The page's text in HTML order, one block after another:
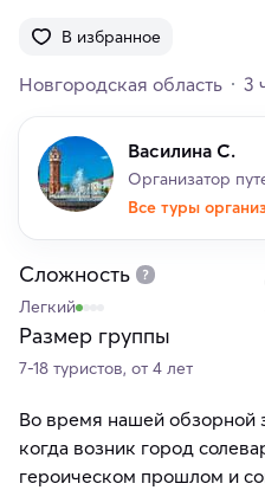
В избранное
Новгородская область 3
Василина С.
Организатор
Все туры
Сложность
Легкий
Размер группы
7-18 туристов, от 4 лет
Во время нашей обзорной
когда возник город
героическом прошлом и